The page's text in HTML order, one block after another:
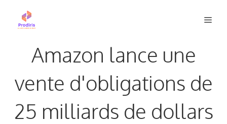
Amazon lance une
vente d'obligations de
25 milliards de dollars